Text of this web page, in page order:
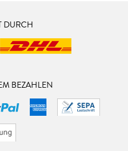
DURCH
BEZAHLEN